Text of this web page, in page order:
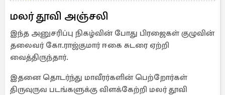
மலர் தூவி அஞ்சலி
இந்த அனுசரிப்பு நிகழ்வின் போது பிரஜைகள் குழுவின்
தலைவர் கோ.ராஜ்குமார் ஈகை சுடரை ஏற்றி
வைத்திருந்தார்.
இதனை தொடர்ந்து மாவீரர்களின் பெற்றோர்கள்
திருவுருவ படங்களுக்கு விளக்கேற்றி மலர் தூவி